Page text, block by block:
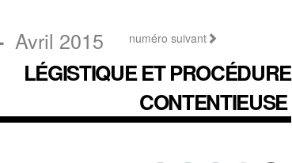
Avril 2015 numéro suivant
LÉGISTIQUE ET PROCÉDURE
CONTENTIEUSE